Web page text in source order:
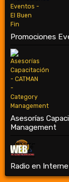
Promociones
Asesorías
Management
Radio en